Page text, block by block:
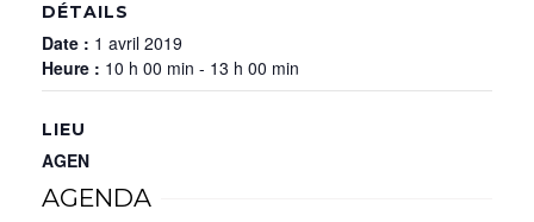
DÉTAILS
Date : 1 avril 2019
Heure : 10 h 00 min - 13 h 00 min
LIEU
AGEN
AGENDA